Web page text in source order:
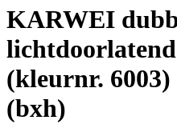
KARWEI
(kleurnr. 6003)
(bxh)